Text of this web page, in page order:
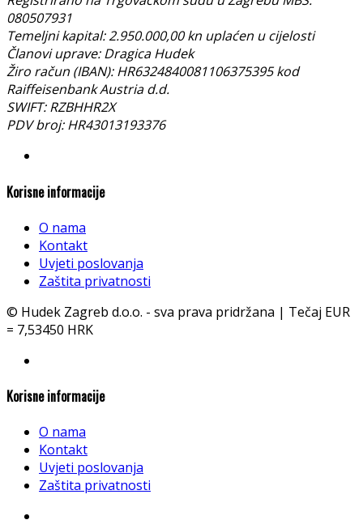
080507931
Temeljni kapital: 2.950.000,00 kn uplaćen u cijelosti
Članovi uprave: Dragica Hudek
Žiro račun (IBAN): HR6324840081106375395 kod
Raiffeisenbank Austria d.d.
SWIFT: RZBHHR2X
PDV broj: HR43013193376
Korisne informacije
O nama
Kontakt
Uvjeti poslovanja
Zaštita privatnosti
© Hudek Zagreb d.o.o. - sva prava pridržana | Tečaj EUR
= 7,53450 HRK
Korisne informacije
O nama
Kontakt
Uvjeti poslovanja
Zaštita privatnosti